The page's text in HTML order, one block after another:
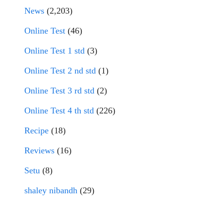
News (2,203)
Online Test (46)
Online Test 1 std (3)
Online Test 2 nd std (1)
Online Test 3 rd std (2)
Online Test 4 th std (226)
Recipe (18)
Reviews (16)
Setu (8)
shaley nibandh (29)